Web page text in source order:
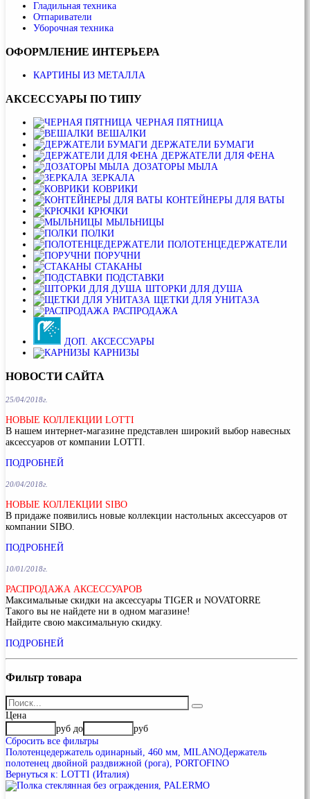
Гладильная техника
Отпариватели
Уборочная техника
ОФОРМЛЕНИЕ ИНТЕРЬЕРА
КАРТИНЫ ИЗ МЕТАЛЛА
АКСЕССУАРЫ ПО ТИПУ
ЧЕРНАЯ ПЯТНИЦА
ВЕШАЛКИ
ДЕРЖАТЕЛИ БУМАГИ
ДЕРЖАТЕЛИ ДЛЯ ФЕНА
ДОЗАТОРЫ МЫЛА
ЗЕРКАЛА
КОВРИКИ
КОНТЕЙНЕРЫ ДЛЯ ВАТЫ
КРЮЧКИ
МЫЛЬНИЦЫ
ПОЛКИ
ПОЛОТЕНЦЕДЕРЖАТЕЛИ
ПОРУЧНИ
СТАКАНЫ
ПОДСТАВКИ
ШТОРКИ ДЛЯ ДУША
ЩЕТКИ ДЛЯ УНИТАЗА
РАСПРОДАЖА
ДОП. АКСЕССУАРЫ
КАРНИЗЫ
НОВОСТИСАЙТА
25/04/2018г.
НОВЫЕ КОЛЛЕКЦИИ LOTTI
В нашем интернет-магазине представлен широкий выбор навесных
аксессуаров от компании LOTTI.
ПОДРОБНЕЙ
20/04/2018г.
НОВЫЕ КОЛЛЕКЦИИ SIBO
В придаже появились новые коллекции настольных аксессуаров от
компании SIBO.
ПОДРОБНЕЙ
10/01/2018г.
РАСПРОДАЖА АКСЕССУАРОВ
Максимальные скидки на аксессуары TIGER и NOVATORRE
Такого вы не найдете ни в одном магазине!
Найдите свою максимальную скидку.
ПОДРОБНЕЙ
Фильтр товара
Цена
руб до
руб
Сбросить все фильтры
Полотенцедержатель одинарный, 460 мм, MILANOДержатель
полотенец двойной раздвижной (рога), PORTOFINO
Вернуться к: LOTTI (Италия)